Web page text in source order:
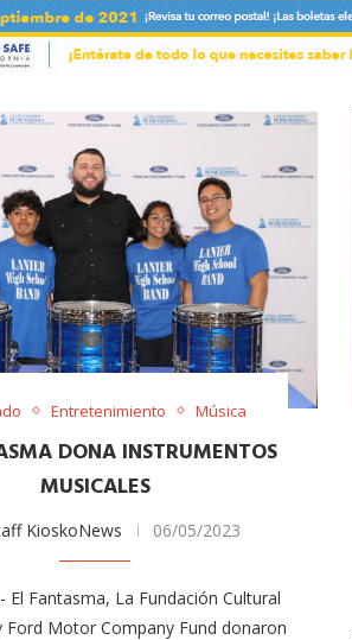
Entretenimiento Música
DONA INSTRUMENTOS
MUSICALES
KioskoNews 06/05/2023
El Fantasma, La Fundación Cultural
Ford Motor Company Fund donaron